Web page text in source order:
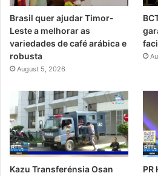
Brasil quer ajudar Timor-
Leste a melhorar as
variedades de café arábica e
robusta
August 5, 2026
Kazu Transferénsia Osan
PR